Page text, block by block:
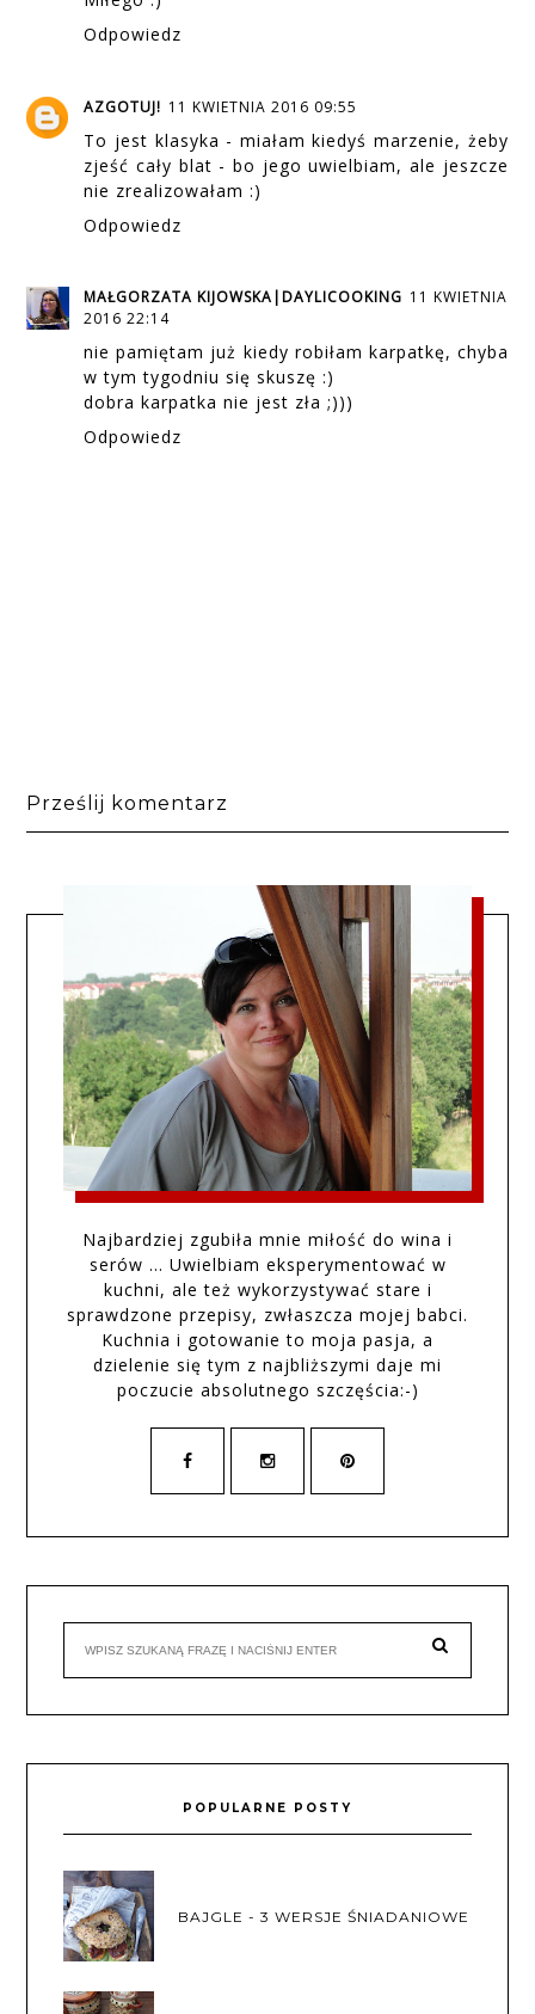
Odpowiedz
AZGOTUJ! 11 KWIETNIA 2016 09:55
To jest klasyka - miałam kiedyś marzenie, żeby
zjeść cały blat - bo jego uwielbiam, ale jeszcze
nie zrealizowałam :)
Odpowiedz
MAŁGORZATA KIJOWSKA|DAYLICOOKING 11 KWIETNIA
2016 22:14
nie pamiętam już kiedy robiłam karpatkę, chyba
w tym tygodniu się skuszę :)
dobra karpatka nie jest zła ;)))
Odpowiedz
Prześlij komentarz
Najbardziej zgubiła mnie miłość do wina i
serów … Uwielbiam eksperymentować w
kuchni, ale też wykorzystywać stare i
sprawdzone przepisy, zwłaszcza mojej babci.
Kuchnia i gotowanie to moja pasja, a
dzielenie się tym z najbliższymi daje mi
poczucie absolutnego szczęścia:-)
POPULARNE POSTY
BAJGLE - 3 WERSJE ŚNIADANIOWE